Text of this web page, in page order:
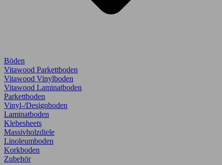
Böden
Vitawood Parkettboden
Vitawood Vinylboden
Vitawood Laminatboden
Parkettboden
Vinyl-/Designboden
Laminatboden
Klebesheets
Massivholzdiele
Linoleumboden
Korkboden
Zubehör